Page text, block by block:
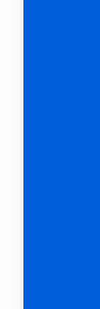
Plaats de
en zet het
De
de Magic
en de
‘Level 1’
regelen.
Draai aan
op de
grootte